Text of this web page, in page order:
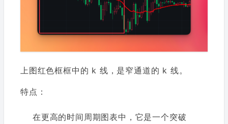
上图红色框框中的 k 线，是窄通道的 k 线。
特点：
在更高的时间周期图表中，它是一个突破